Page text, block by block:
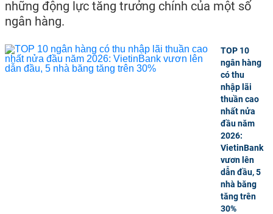
những động lực tăng trưởng chính của một số
ngân hàng.
TOP 10
ngân hàng
có thu
nhập lãi
thuần cao
nhất nửa
đầu năm
2026:
VietinBank
vươn lên
dẫn đầu, 5
nhà băng
tăng trên
30%